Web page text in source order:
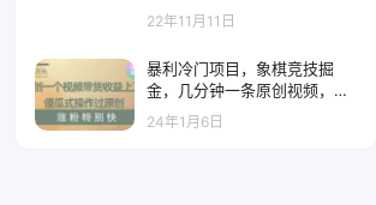
22年11月11日
暴利冷门项目，象棋竞技掘
金，几分钟一条原创视频，傻
瓜式操作
24年1月6日